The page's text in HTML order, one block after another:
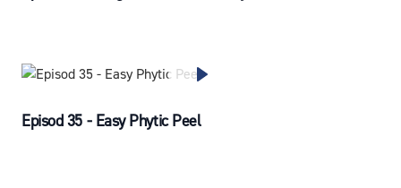
Episod 35 - Easy Phytic Peel